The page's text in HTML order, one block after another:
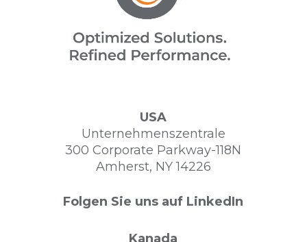
USA
Unternehmenszentrale
300 Corporate Parkway-118N
Amherst, NY 14226
Folgen Sie uns auf LinkedIn
Kanada